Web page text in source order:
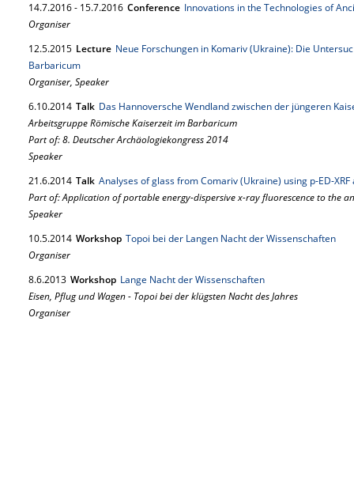
14.7.2016- 15.7.2016 Conference Innovations in the Technologies of
Organiser
12.5.2015 Lecture Neue Forschungen in Komariv (Ukraine): Die
Barbaricum
Organiser, Speaker
6.10.2014 Talk Das Hannoversche Wendland zwischen der jüngeren
Arbeitsgruppe Römische Kaiserzeit im Barbaricum
Part of: 8. Deutscher Archäologiekongress 2014
Speaker
21.6.2014 Talk Analyses of glass from Comariv (Ukraine) using p‐ED‐XRF
Part of: Application of portable energy-dispersive x-ray fluorescence to the
Speaker
10.5.2014 Workshop Topoi bei der Langen Nacht der Wissenschaften
Organiser
8.6.2013 Workshop Lange Nacht der Wissenschaften
Eisen, Pflug und Wagen - Topoi bei der klügsten Nacht des Jahres
Organiser